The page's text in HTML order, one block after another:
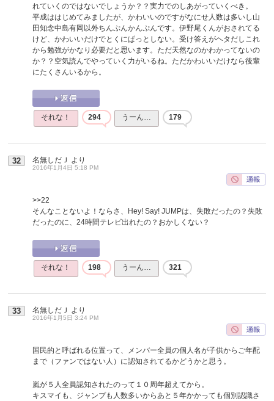
れていくのではないでしょうか？？実力でのしあがっていくべき。
平成ははじめてみましたが、かわいいのですがなにせ人数は多いし山
田知念中島有岡以外ちんぷんかんぷんです。伊野尾くんがおされてる
けど、かわいいだけでとくにぱっとしない。受け答えがヘタだしこれ
から勉強がかなり必要だと思います。ただ天然なのかわかってないの
か？？空気読んでやっていく力がいるね。ただかわいいだけなら後輩
にたくさんいるから。
それな！ 294 うーん… 179
32 名無しだＪ より
2016年1月4日 5:18 PM
>>22
そんなことないよ！ならさ、Hey! Say! JUMPは、失敗だったの？失敗
だったのに、24時間テレビ出れたの？おかしくない？
それな！ 198 うーん… 321
33 名無しだＪ より
2016年1月5日 3:24 PM
国民的と呼ばれる位置って、メンバー全員の個人名が子供からご年配
まで（ファンではない人）に認知されてるかどうかと思う。
嵐が５人全員認知されたのって１０周年超えてから。
キスマイも、ジャンプも人数多いからあと５年かかっても個別認識さ